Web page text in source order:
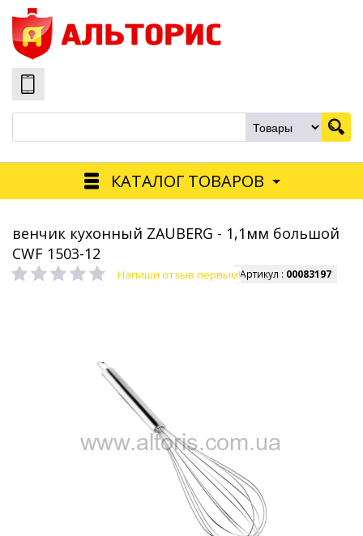
КАТАЛОГ ТОВАРОВ
венчик кухонный ZAUBERG - 1,1мм большой
CWF 1503-12
Напиши отзыв первым!Артикул : 00083197